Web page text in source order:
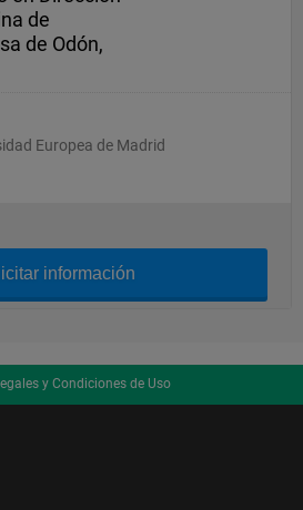
de
de Odón,
Europea de Madrid
información
y Condiciones de Uso